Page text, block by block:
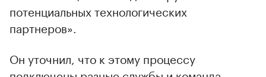
потенциальных технологических
партнеров».
Он уточнил, что к этому процессу